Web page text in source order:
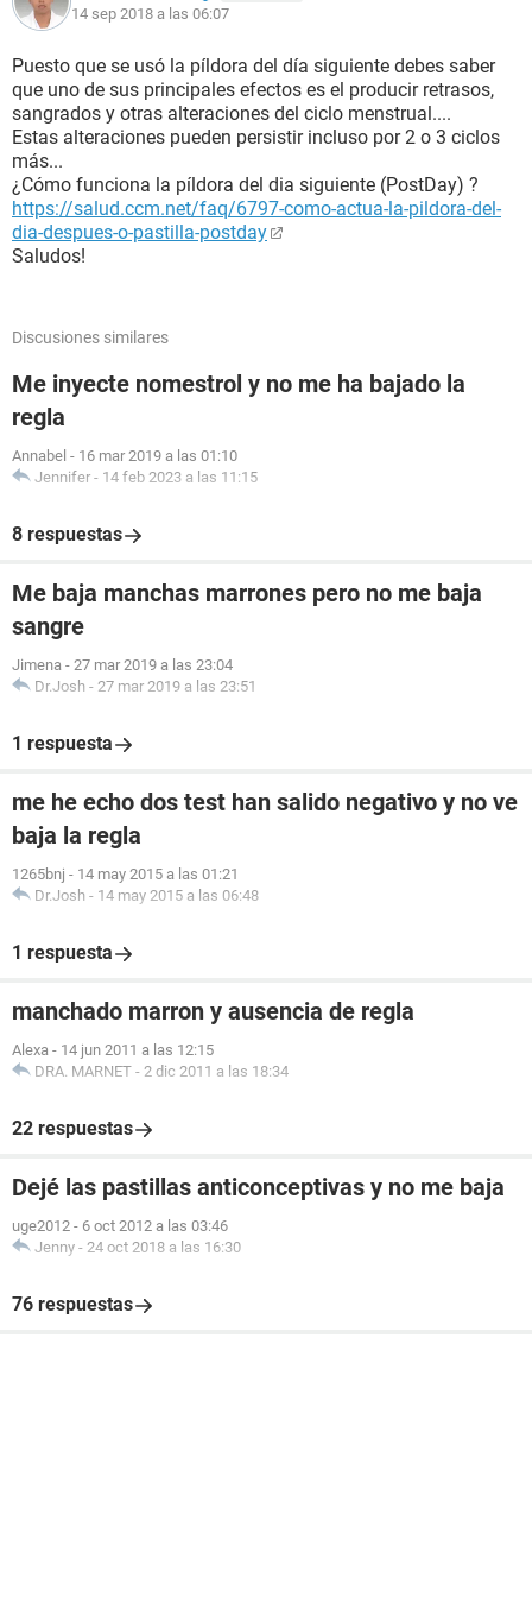
14 sep 2018 a las 06:07
Puesto que se usó la píldora del día siguiente debes saber
que uno de sus principales efectos es el producir retrasos,
sangrados y otras alteraciones del ciclo menstrual....
Estas alteraciones pueden persistir incluso por 2 o 3 ciclos
más...
¿Cómo funciona la píldora del dia siguiente (PostDay) ?
https://salud.ccm.net/faq/6797-como-actua-la-pildora-del-
dia-despues-o-pastilla-postday
Saludos!
Discusiones similares
Me inyecte nomestrol y no me ha bajado la
regla
Annabel - 16 mar 2019 a las 01:10
Jennifer - 14 feb 2023 a las 11:15
8 respuestas
Me baja manchas marrones pero no me baja
sangre
Jimena - 27 mar 2019 a las 23:04
Dr.Josh - 27 mar 2019 a las 23:51
1 respuesta
me he echo dos test han salido negativo y no ve
baja la regla
1265bnj - 14 may 2015 a las 01:21
Dr.Josh - 14 may 2015 a las 06:48
1 respuesta
manchado marron y ausencia de regla
Alexa - 14 jun 2011 a las 12:15
DRA. MARNET - 2 dic 2011 a las 18:34
22 respuestas
Dejé las pastillas anticonceptivas y no me baja
uge2012 - 6 oct 2012 a las 03:46
Jenny - 24 oct 2018 a las 16:30
76 respuestas